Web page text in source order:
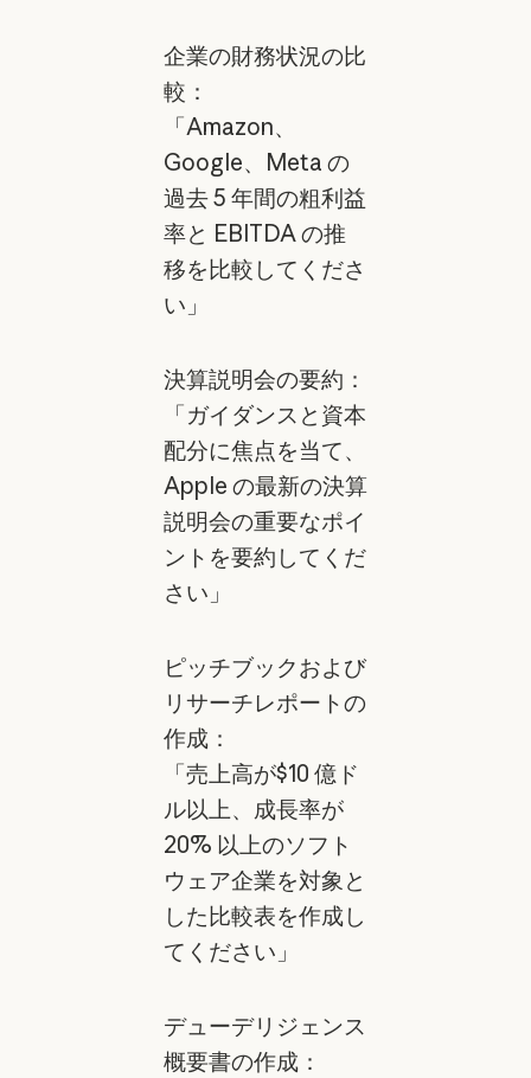
企業の財務状況の比
較：
「Amazon、
Google、Meta の
過去 5 年間の粗利益
率と EBITDA の推
移を比較してくださ
い」
決算説明会の要約：
「ガイダンスと資本
配分に焦点を当て、
Apple の最新の決算
説明会の重要なポイ
ントを要約してくだ
さい」
ピッチブックおよび
リサーチレポートの
作成：
「売上高が$10 億ド
ル以上、成長率が
20% 以上のソフト
ウェア企業を対象と
した比較表を作成し
てください」
デューデリジェンス
概要書の作成：